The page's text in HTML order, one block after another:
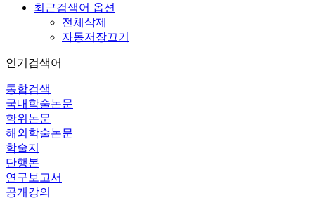
최근검색어 옵션
전체삭제
자동저장끄기
인기검색어
통합검색
국내학술논문
학위논문
해외학술논문
학술지
단행본
연구보고서
공개강의